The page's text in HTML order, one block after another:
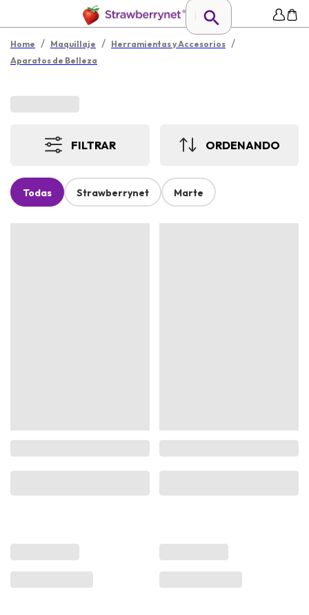
Home / Maquillaje / Herramientas y Accesorios /
Aparatos de Belleza
FILTRAR ORDENANDO
Todas Strawberrynet Marte